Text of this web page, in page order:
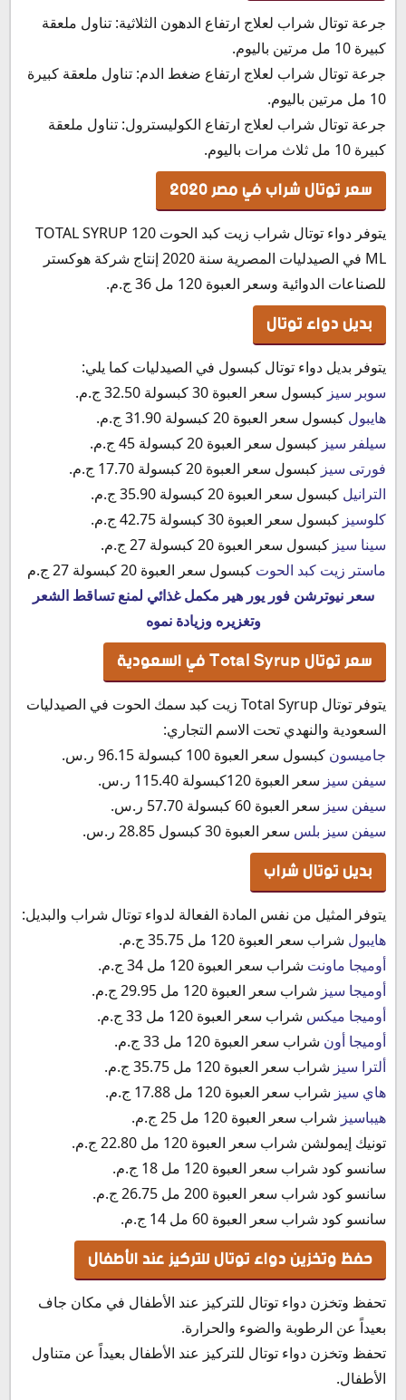
جرعة توتال شراب لعلاج ارتفاع الدهون الثلاثية: تناول ملعقة
كبيرة 10 مل مرتين باليوم.
جرعة توتال شراب لعلاج ارتفاع ضغط الدم: تناول ملعقة كبيرة
10 مل مرتين باليوم.
جرعة توتال شراب لعلاج ارتفاع الكوليسترول: تناول ملعقة
كبيرة 10 مل ثلاث مرات باليوم.
سعر توتال شراب في مصر 2020
يتوفر دواء توتال شراب زيت كبد الحوت TOTAL SYRUP 120
ML في الصيدليات المصرية سنة 2020 إنتاج شركة هوكستر
للصناعات الدوائية وسعر العبوة 120 مل 36 ج.م.
بديل دواء توتال
يتوفر بديل دواء توتال كبسول في الصيدليات كما يلي:
سوبر سيز كبسول سعر العبوة 30 كبسولة 32.50 ج.م.
هايبول كبسول سعر العبوة 20 كبسولة 31.90 ج.م.
سيلفر سيز كبسول سعر العبوة 20 كبسولة 45 ج.م.
فورتى سيز كبسول سعر العبوة 20 كبسولة 17.70 ج.م.
الترانيل كبسول سعر العبوة 20 كبسولة 35.90 ج.م.
كلوسيز كبسول سعر العبوة 30 كبسولة 42.75 ج.م.
سينا سيز كبسول سعر العبوة 20 كبسولة 27 ج.م.
ماستر زيت كبد الحوت كبسول سعر العبوة 20 كبسولة 27 ج.م
سعر نيوترشن فور يور هير مكمل غذائي لمنع تساقط الشعر
وتغزيره وزيادة نموه
سعر توتال Total Syrup في السعودية
يتوفر توتال Total Syrup زيت كبد سمك الحوت في الصيدليات
السعودية والنهدي تحت الاسم التجاري:
جاميسون كبسول سعر العبوة 100 كبسولة 96.15 ر.س.‏
سيفن سيز سعر العبوة 120كبسولة 115.40 ر.س.‏
سيفن سيز سعر العبوة 60 كبسولة 57.70 ر.س.
سيفن سيز بلس سعر العبوة 30 كبسول 28.85 ر.س.‏
بديل توتال شراب
يتوفر المثيل من نفس المادة الفعالة لدواء توتال شراب والبديل:
هايبول شراب سعر العبوة 120 مل 35.75 ج.م.
أوميجا ماونت شراب سعر العبوة 120 مل 34 ج.م.
أوميجا سيز شراب سعر العبوة 120 مل 29.95 ج.م.
أوميجا ميكس شراب سعر العبوة 120 مل 33 ج.م.
أوميجا أون شراب سعر العبوة 120 مل 33 ج.م.
ألترا سيز شراب سعر العبوة 120 مل 35.75 ج.م.
هاي سيز شراب سعر العبوة 120 مل 17.88 ج.م.
هيباسيز شراب سعر العبوة 120 مل 25 ج.م.
تونيك إيمولشن شراب سعر العبوة 120 مل 22.80 ج.م.
سانسو كود شراب سعر العبوة 120 مل 18 ج.م.
سانسو كود شراب سعر العبوة 200 مل 26.75 ج.م.
سانسو كود شراب سعر العبوة 60 مل 14 ج.م.
حفظ وتخزين دواء توتال للتركيز عند الأطفال
تحفظ وتخزن دواء توتال للتركيز عند الأطفال في مكان جاف
بعيداً عن الرطوبة والضوء والحرارة.
تحفظ وتخزن دواء توتال للتركيز عند الأطفال بعيداً عن متناول
الأطفال.